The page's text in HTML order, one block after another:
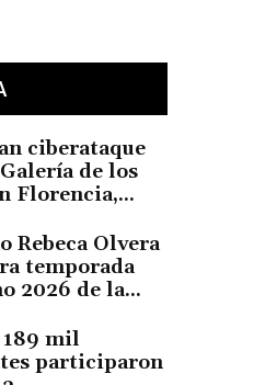
ciberataque
de los
Florencia,...
Rebeca Olvera
temporada
2026 de la...
189 mil
participaron